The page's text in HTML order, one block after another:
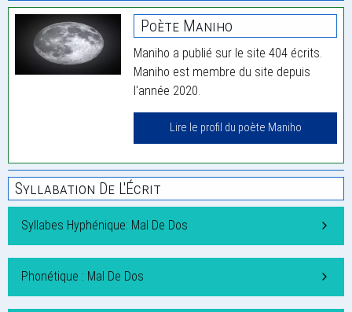
Poète Maniho
Maniho a publié sur le site 404 écrits.
Maniho est membre du site depuis
l'année 2020.
Lire le profil du poète Maniho
Syllabation De L'Écrit
Syllabes Hyphénique: Mal De Dos
Phonétique : Mal De Dos